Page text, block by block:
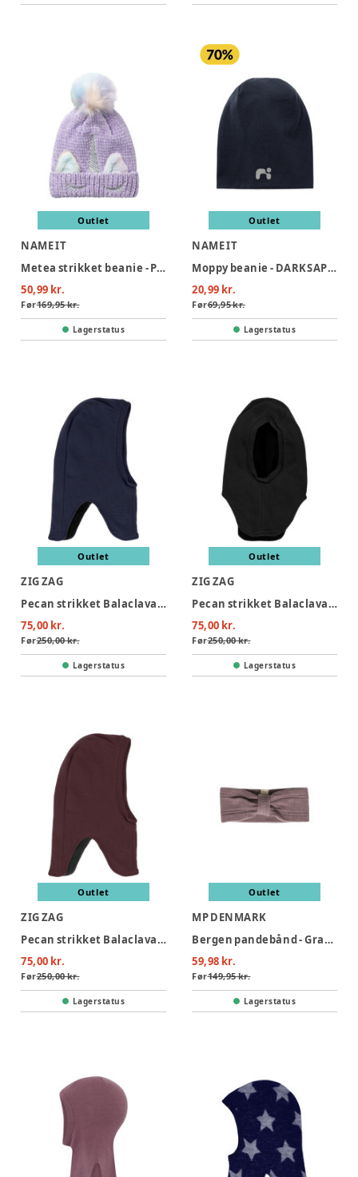
Outlet
NAME IT
Metea strikket beanie - PASTELLILA
50,99 kr.
Før169,95 kr.
Lagerstatus
Outlet
NAME IT
Moppy beanie - DARKSAPPHI
20,99 kr.
Før69,95 kr.
Lagerstatus
Outlet
ZIG ZAG
Pecan strikket Balaclava - Navy
75,00 kr.
Før250,00 kr.
Lagerstatus
Outlet
ZIG ZAG
Pecan strikket Balaclava - Black
75,00 kr.
Før250,00 kr.
Lagerstatus
Outlet
ZIG ZAG
Pecan strikket Balaclava - Huckleberry
75,00 kr.
Før250,00 kr.
Lagerstatus
Outlet
MP DENMARK
Bergen pandebånd - Grape Shake
59,98 kr.
Før149,95 kr.
Lagerstatus